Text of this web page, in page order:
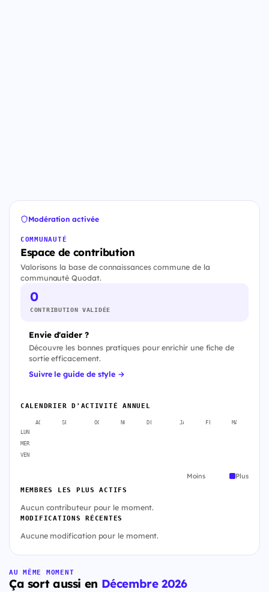
Modération activée
COMMUNAUTÉ
Espace de contribution
Valorisons la base de connaissances commune de la
communauté Quodat.
0
CONTRIBUTION VALIDÉE
Envie d'aider ?
Découvre les bonnes pratiques pour enrichir une fiche de
sortie efficacement.
Suivre le guide de style →
CALENDRIER D'ACTIVITÉ ANNUEL
AOÛT SEPT. OCT. NOV. DÉC. JANV. FÉVR. MARS
LUN
MER
VEN
Moins Plus
MEMBRES LES PLUS ACTIFS
Aucun contributeur pour le moment.
MODIFICATIONS RÉCENTES
Aucune modification pour le moment.
AU MÊME MOMENT
Ça sort aussi en Décembre 2026